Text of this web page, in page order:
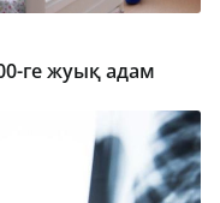
ге жуық адам